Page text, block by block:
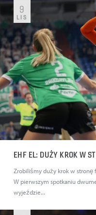
EHF EL: DUŻY KROK W
Zrobiliśmy duży krok w stronę
W pierwszym spotkaniu
wyjeździe...
9
LIS